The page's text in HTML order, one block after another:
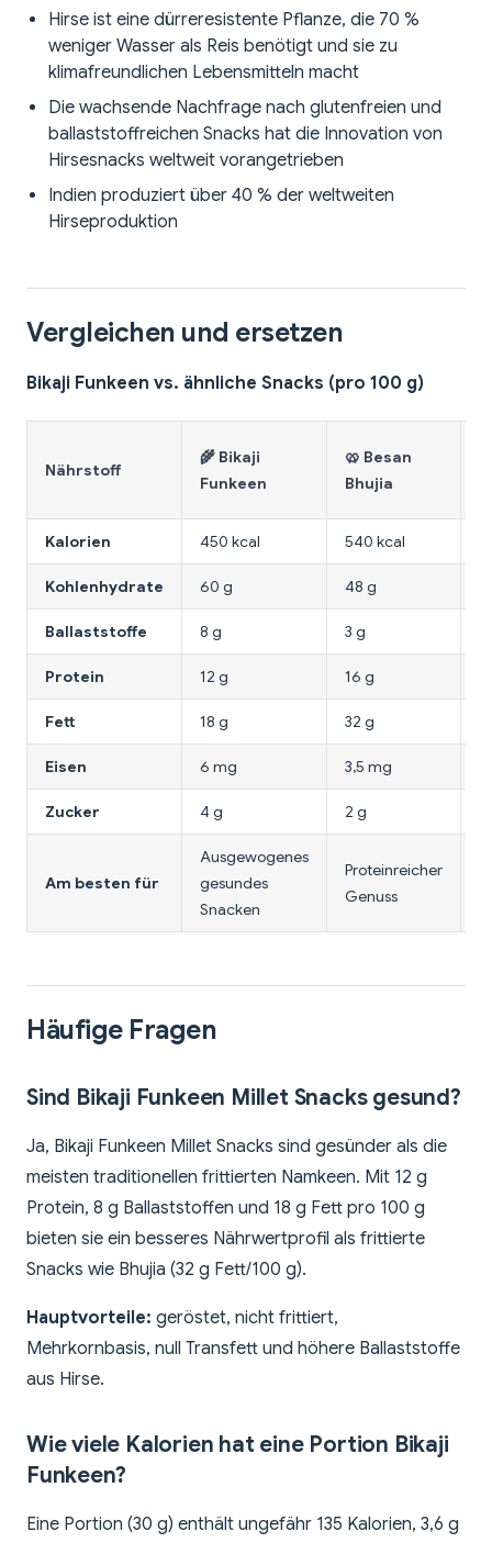
Hirse ist eine dürreresistente Pflanze, die 70 %
weniger Wasser als Reis benötigt und sie zu
klimafreundlichen Lebensmitteln macht
Die wachsende Nachfrage nach glutenfreien und
ballaststoffreichen Snacks hat die Innovation von
Hirsesnacks weltweit vorangetrieben
Indien produziert über 40 % der weltweiten
Hirseproduktion
Vergleichen und ersetzen
Bikaji Funkeen vs. ähnliche Snacks (pro 100 g)
Nährstoff
🌾 Bikaji
Funkeen
🥨 Besan
Bhujia
Kalorien 450 kcal 540 kcal
Kohlenhydrate 60 g 48 g
Ballaststoffe 8 g 3 g
Protein 12 g 16 g
Fett 18 g 32 g
Eisen 6 mg 3,5 mg
Zucker 4 g 2 g
Am besten für
Ausgewogenes
gesundes
Snacken
Proteinreicher
Genuss
Häufige Fragen
Sind Bikaji Funkeen Millet Snacks gesund?
Ja, Bikaji Funkeen Millet Snacks sind gesünder als die
meisten traditionellen frittierten Namkeen. Mit 12 g
Protein, 8 g Ballaststoffen und 18 g Fett pro 100 g
bieten sie ein besseres Nährwertprofil als frittierte
Snacks wie Bhujia (32 g Fett/100 g).
Hauptvorteile: geröstet, nicht frittiert,
Mehrkornbasis, null Transfett und höhere Ballaststoffe
aus Hirse.
Wie viele Kalorien hat eine Portion Bikaji
Funkeen?
Eine Portion (30 g) enthält ungefähr 135 Kalorien, 3,6 g